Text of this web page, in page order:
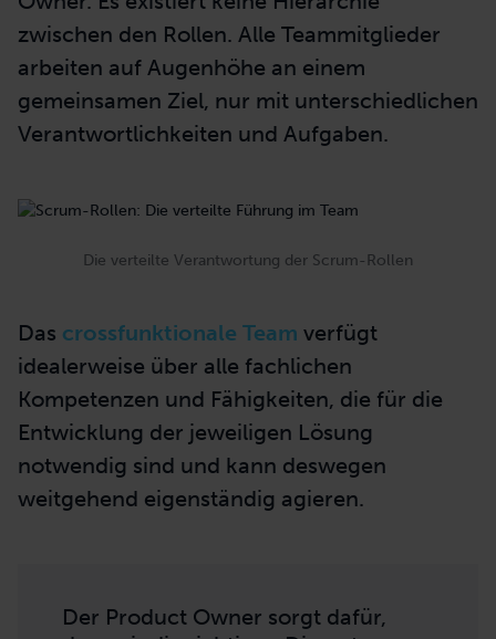
zwischen den Rollen. Alle Teammitglieder
arbeiten auf Augenhöhe an einem
gemeinsamen Ziel, nur mit unterschiedlichen
Verantwortlichkeiten und Aufgaben.
Kompetenzen und Fähigkeiten, die für die